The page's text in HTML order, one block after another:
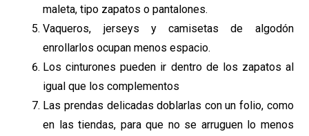
maleta, tipo zapatos o pantalones.
Vaqueros, jerseys y camisetas de algodón
enrollarlos ocupan menos espacio.
Los cinturones pueden ir dentro de los zapatos al
igual que los complementos
Las prendas delicadas doblarlas con un folio, como
en las tiendas, para que no se arruguen lo menos